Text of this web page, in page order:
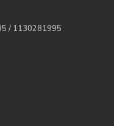
/ 1130281995